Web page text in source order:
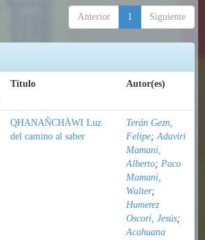
Anterior 1 Siguiente
Título Autor(es)
QHANAÑCHÄWI Luz
del camino al saber
Terán Gezn,
Felipe;Aduviri
Mamani,
Alberto; Paco
Mamani,
Walter;
Humerez
Oscori, Jesús;
Acahuana